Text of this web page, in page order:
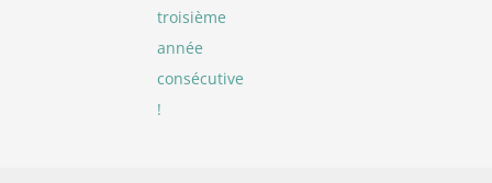
troisième
année
consécutive
!